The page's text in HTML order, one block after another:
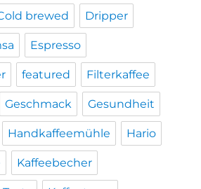
brewed Dripper
Espresso
featured Filterkaffee
Geschmack Gesundheit
Handkaffeemühle Hario
Kaffeebecher